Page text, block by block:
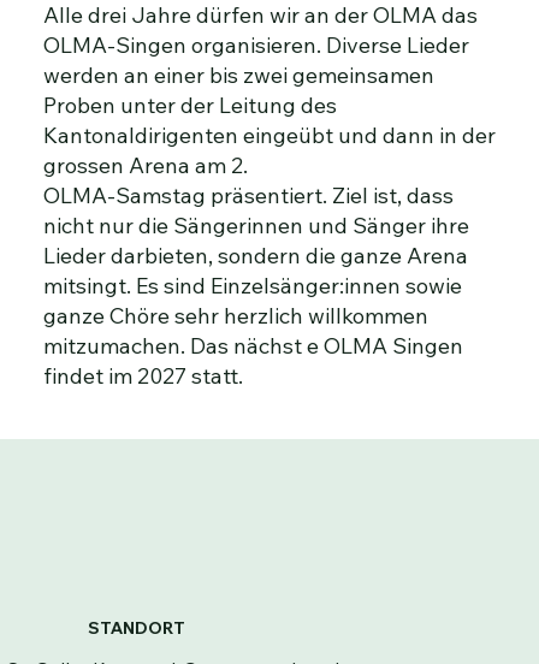
Alle drei Jahre dürfen wir an der OLMA das
OLMA-Singen organisieren. Diverse Lieder
werden an einer bis zwei gemeinsamen
Proben unter der Leitung des
Kantonaldirigenten eingeübt und dann in der
grossen Arena am 2.
OLMA-Samstag präsentiert. Ziel ist, dass
nicht nur die Sängerinnen und Sänger ihre
Lieder darbieten, sondern die ganze Arena
mitsingt. Es sind Einzelsänger:innen sowie
ganze Chöre sehr herzlich willkommen
mitzumachen. Das nächst e OLMA Singen
findet im 2027 statt.
STANDORT